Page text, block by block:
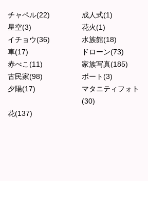
チャペル(22) 成人式(1)
星空(3)
花火(1)
イチョウ(36)
水族館(18)
車(17)
ドローン(73)
赤べこ(11)
家族写真(185)
古民家(98)
ボート(3)
夕陽(17)
マタニティフォト
(30)
花(137)